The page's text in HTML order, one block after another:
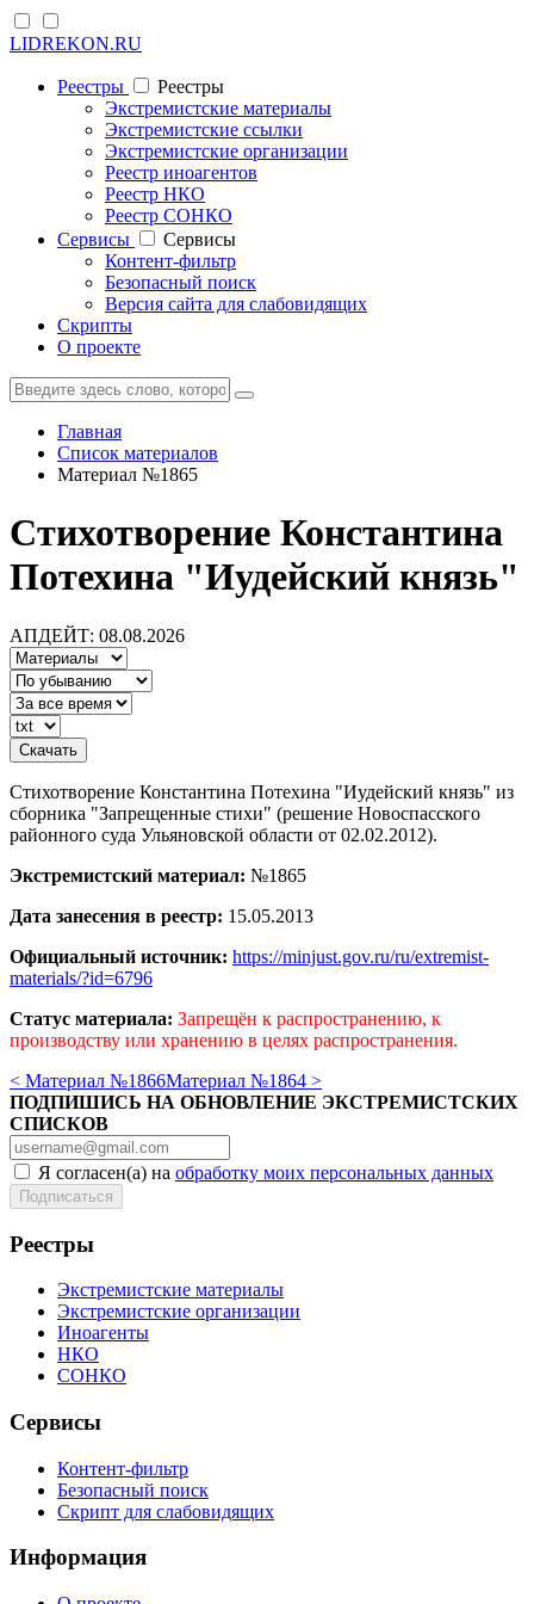
LIDREKON.RU
Реестры
Реестры
Экстремистские материалы
Экстремистские ссылки
Экстремистские организации
Реестр иноагентов
Реестр НКО
Реестр СОНКО
Cервисы
Cервисы
Контент-фильтр
Безопасный поиск
Версия сайта для слабовидящих
Скрипты
О проекте
Главная
Список материалов
Материал №1865
Стихотворение Константина
Потехина "Иудейский князь"
АПДЕЙТ: 08.08.2026
Стихотворение Константина Потехина "Иудейский князь" из
сборника "Запрещенные стихи" (решение Новоспасского
районного суда Ульяновской области от 02.02.2012).
Экстремистский материал: №1865
Дата занесения в реестр: 15.05.2013
Официальный источник: https://minjust.gov.ru/ru/extremist-
materials/?id=6796
Статус материала: Запрещён к распространению, к
производству или хранению в целях распространения.
< Материал №1866Материал №1864 >
ПОДПИШИСЬ НА ОБНОВЛЕНИЕ ЭКСТРЕМИСТСКИХ
СПИСКОВ
Я согласен(а) на обработку моих персональных данных
Реестры
Экстремистские материалы
Экстремистские организации
Иноагенты
НКО
СОНКО
Сервисы
Контент-фильтр
Безопасный поиск
Скрипт для слабовидящих
Информация